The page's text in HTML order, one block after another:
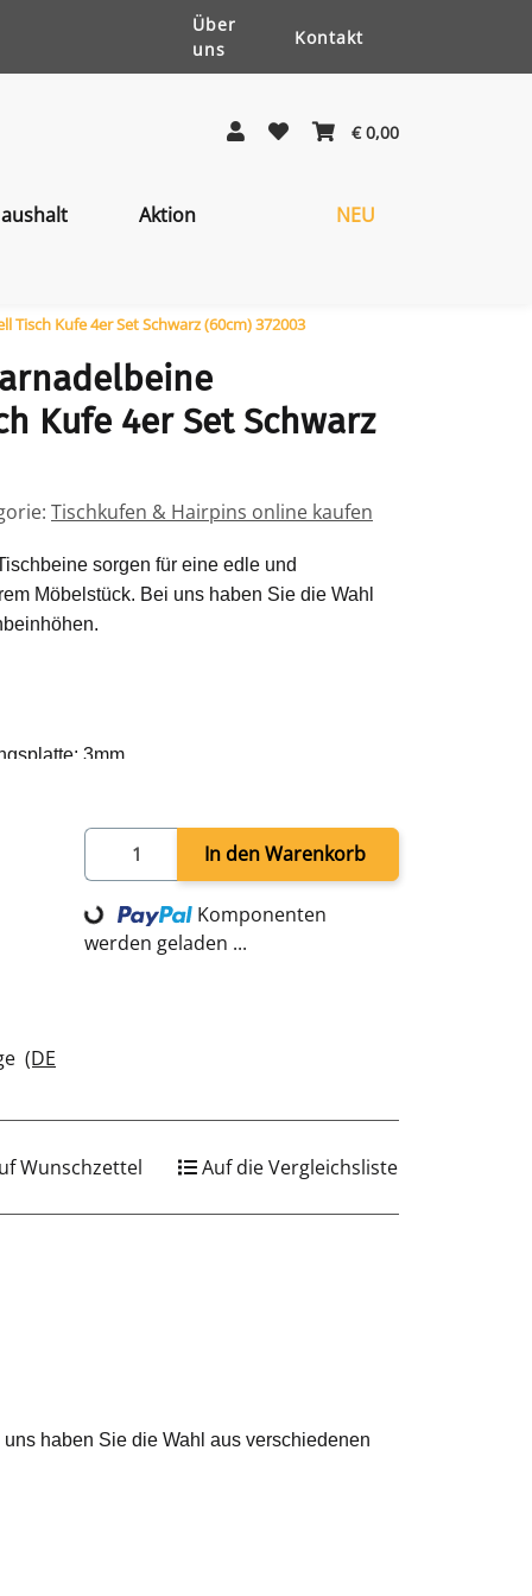
Über
uns
Kontakt
€ 0,00
Aktion NEU
Kufe 4er Set Schwarz (60cm) 372003
Kufe 4er Set Schwarz
Tischkufen & Hairpins online kaufen
sorgen für eine edle und
Möbelstück. Bei uns haben Sie die Wahl
3mm
4 x Bodenschoner, Schrauben
(DE
In den Warenkorb
Loading...
Komponenten
werden geladen ...
Wunschzettel Auf die Vergleichsliste
haben Sie die Wahl aus verschiedenen